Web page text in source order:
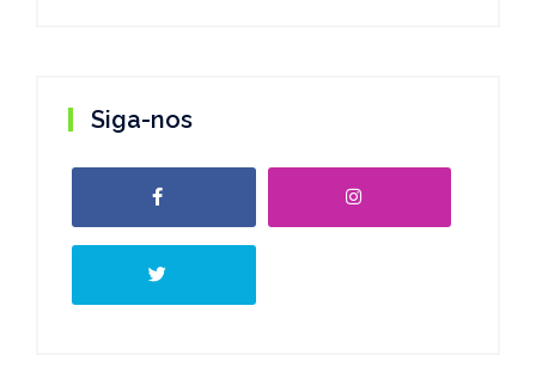
Siga-nos